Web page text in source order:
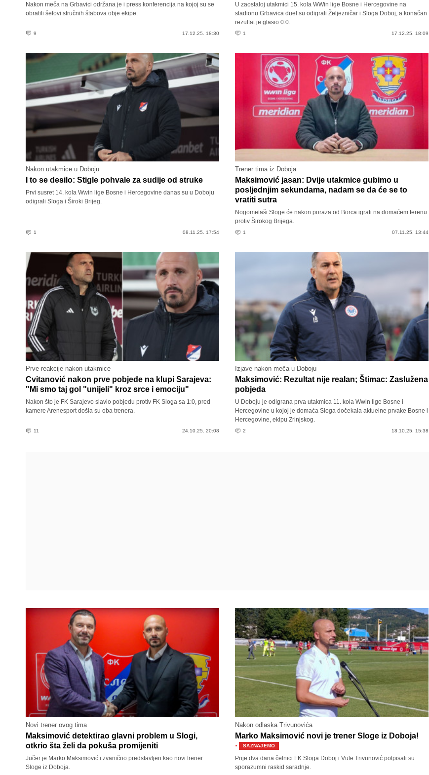
Nakon meča na Grbavici održana je i press konferencija na kojoj su se
obratili šefovi stručnih štabova obje ekipe.
9 17.12.25. 18:30
U zaostaloj utakmici 15. kola WWin lige Bosne i Hercegovine na
stadionu Grbavica duel su odigrali Željezničar i Sloga Doboj, a konačan
rezultat je glasio 0:0.
1 17.12.25. 18:09
Nakon utakmice u Doboju
I to se desilo: Stigle pohvale za sudije od struke
Prvi susret 14. kola Wwin lige Bosne i Hercegovine danas su u Doboju
odigrali Sloga i Široki Brijeg.
1 08.11.25. 17:54
Trener tima iz Doboja
Maksimović jasan: Dvije utakmice gubimo u
posljednjim sekundama, nadam se da će se to
vratiti sutra
Nogometaši Sloge će nakon poraza od Borca igrati na domaćem terenu
protiv Širokog Brijega.
1 07.11.25. 13:44
Prve reakcije nakon utakmice
Cvitanović nakon prve pobjede na klupi Sarajeva:
"Mi smo taj gol "unijeli" kroz srce i emociju"
Nakon što je FK Sarajevo slavio pobjedu protiv FK Sloga sa 1:0, pred
kamere Arenesport došla su oba trenera.
11 24.10.25. 20:08
Izjave nakon meča u Doboju
Maksimović: Rezultat nije realan; Štimac: Zaslužena
pobjeda
U Doboju je odigrana prva utakmica 11. kola Wwin lige Bosne i
Hercegovine u kojoj je domaća Sloga dočekala aktuelne prvake Bosne i
Hercegovine, ekipu Zrinjskog.
2 18.10.25. 15:38
Novi trener ovog tima
Maksimović detektirao glavni problem u Slogi,
otkrio šta želi da pokuša promijeniti
Jučer je Marko Maksimović i zvanično predstavljen kao novi trener
Sloge iz Doboja.
Nakon odlaska Trivunovića
Marko Maksimović novi je trener Sloge iz Doboja!
· SAZNAJEMO
Prije dva dana čelnici FK Sloga Doboj i Vule Trivunović potpisali su
sporazumni raskid saradnje.